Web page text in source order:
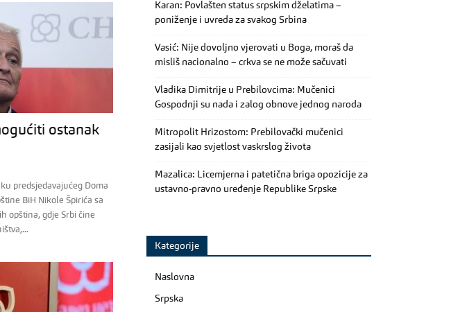
ostanak
predsjedavajućeg Doma
BiH Nikole Špirića sa
opština, gdje Srbi čine
Karan: Povlašten status srpskim dželatima –
poniženje i uvreda za svakog Srbina
Vasić: Nije dovoljno vjerovati u Boga, moraš da
misliš nacionalno – crkva se ne može sačuvati
Vladika Dimitrije u Prebilovcima: Mučenici
Gospodnji su nada i zalog obnove jednog naroda
Mitropolit Hrizostom: Prebilovački mučenici
zasijali kao svjetlost vaskrslog života
Mazalica: Licemjerna i patetična briga opozicije za
ustavno-pravno uređenje Republike Srpske
Kategorije
Naslovna
Srpska